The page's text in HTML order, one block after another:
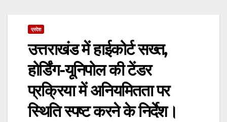
प्रदेश
उत्तराखंड में हाईकोर्ट सख्त,
होर्डिंग-यूनिपोल की टेंडर
प्रक्रिया में अनियमितता पर
स्थिति स्पष्ट करने के निर्देश।